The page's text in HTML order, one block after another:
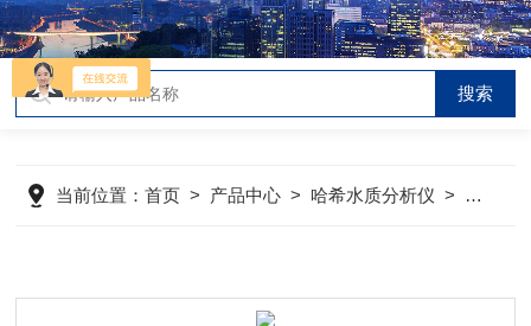
当前位置：首页 > 产品中心 > 哈希水质分析仪 > 哈希溶